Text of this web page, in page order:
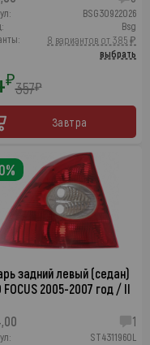
BSG30922026
Bsg
8 вариантов от 385 ₽
выбрать
₽357₽
Завтра
задний левый (седан)
FOCUS 2005-2007 год / II
1
ST4311960L